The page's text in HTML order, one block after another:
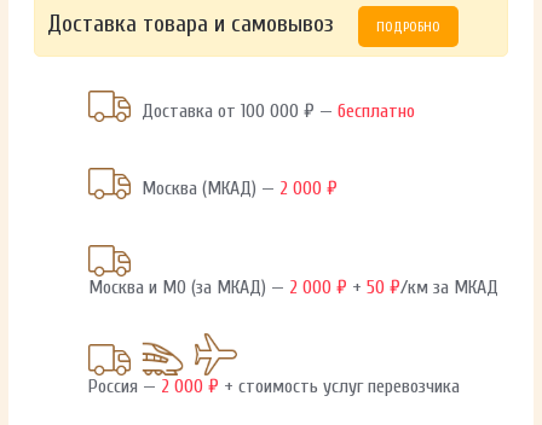
Доставка товара и самовывоз ПОДРОБНО
Доставка от 100 000 ₽ —бесплатно
Москва (МКАД) — 2 000 ₽
Москва и МО (за МКАД) — 2 000 ₽ +50 ₽/км за МКАД
Россия — 2 000 ₽ + стоимость услуг перевозчика